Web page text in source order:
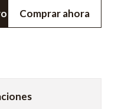
Comprar ahora